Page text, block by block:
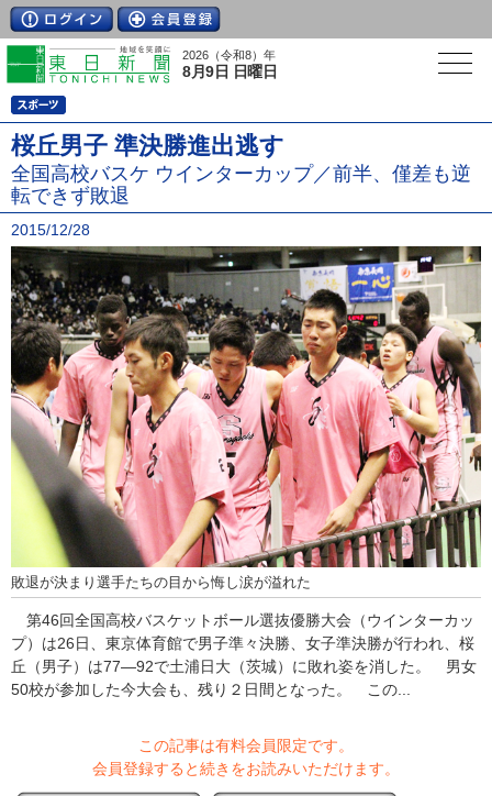
2026（令和8）年
8月9日 日曜日
桜丘男子 準決勝進出逃す
全国高校バスケ ウインターカップ／前半、僅差も逆
転できず敗退
2015/12/28
敗退が決まり選手たちの目から悔し涙が溢れた
第46回全国高校バスケットボール選抜優勝大会（ウインターカッ
プ）は26日、東京体育館で男子準々決勝、女子準決勝が行われ、桜
丘（男子）は77―92で土浦日大（茨城）に敗れ姿を消した。 男女
50校が参加した今大会も、残り２日間となった。 この...
この記事は有料会員限定です。
会員登録すると続きをお読みいただけます。